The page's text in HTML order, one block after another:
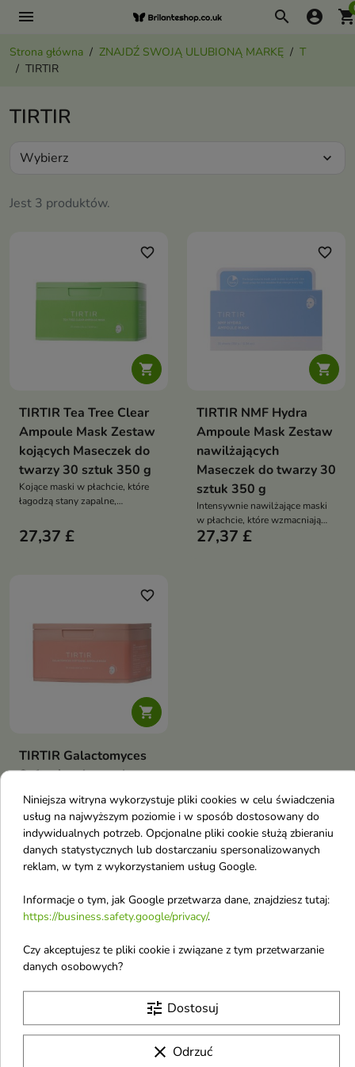
menu search account_circle
Strona główna ZNAJDŹ SWOJĄ ULUBIONĄ MARKĘ
T
TIRTIR
Trussardi
TIRTIR
Jest 3 produktów.
Wybierz expand_more

favorite_border
TIRTIR Tea Tree Clear
Ampoule Mask Zestaw
kojących Maseczek do
twarzy 30 sztuk 350 g
Kojące maski w płachcie, które
łagodzą stany zapalne,
trądzikowej i zapewniają efekt
świeżej, wyciszonej cery
27,37 £

favorite_border
TIRTIR NMF Hydra
Ampoule Mask Zestaw
nawilżających
Maseczek do twarzy 30
sztuk 350 g
Intensywnie nawilżające maski
w płachcie, które wzmacniają
barierę hydrolipidową,
27,37 £

favorite_border
TIRTIR Galactomyces
Softening Ampoule
Mask Zestaw
rozjaśniających
Maseczek do twarzy 30
sztuk 350 g
Zestaw 30 rozjaśniająco-
płachcie z Galactomyces,
niacynamidem i probiotykami —
dla napiętej, nawilżonej i
25,58 £
Pokazano 1-3 z 3 pozycji
Niniejsza witryna wykorzystuje pliki cookies w celu świadczenia
usług na najwyższym poziomie i w sposób dostosowany do
indywidualnych potrzeb. Opcjonalne pliki cookie służą zbieraniu
danych statystycznych lub dostarczaniu spersonalizowanych
reklam, w tym z wykorzystaniem usług Google.
Informacje o tym, jak Google przetwarza dane, znajdziesz tutaj:
https://business.safety.google/privacy/.
Czy akceptujesz te pliki cookie i związane z tym przetwarzanie
danych osobowych?
tune Dostosuj
clear Odrzuć